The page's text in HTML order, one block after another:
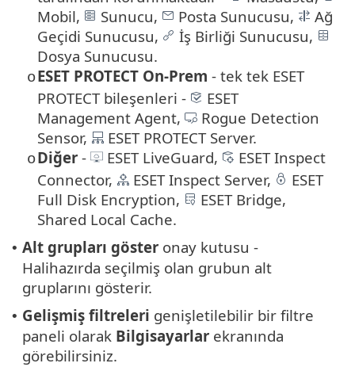
Mobil,
Sunucu, Posta Sunucusu,
Ağ
Geçidi Sunucusu,
İş Birliği Sunucusu,
Dosya Sunucusu.
oESET PROTECT On-Prem - tek tek ESET
PROTECT bileşenleri -
ESET
Management Agent,
Rogue Detection
Sensor,
ESET PROTECT Server.
oDiğer - ESET LiveGuard,
ESET Inspect
Connector,
ESET Inspect Server,
ESET
Full Disk Encryption,
ESET Bridge,
Shared Local Cache.
• Alt grupları göster onay kutusu -
Halihazırda seçilmiş olan grubun alt
gruplarını gösterir.
• Gelişmiş filtreleri genişletilebilir bir filtre
paneli olarak Bilgisayarlar ekranında
görebilirsiniz.